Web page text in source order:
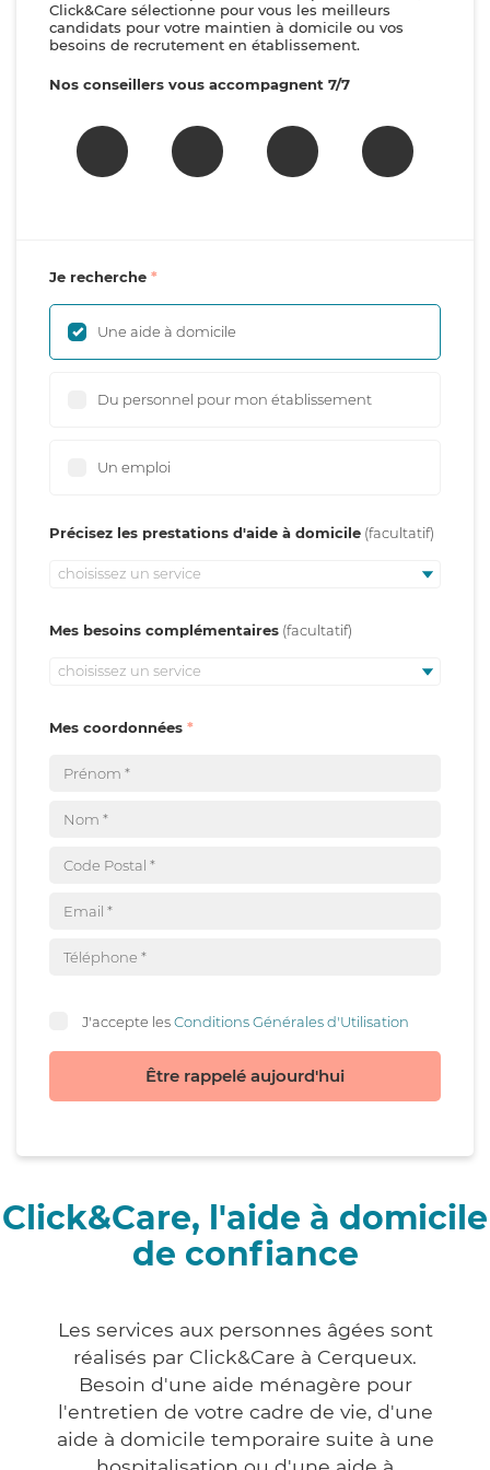
Click&Care sélectionne pour vous les meilleurs
candidats pour votre maintien à domicile ou vos
besoins de recrutement en établissement.
Nos conseillers vous accompagnent 7/7
Je recherche
Une aide à domicile
Du personnel pour mon établissement
Un emploi
Précisez les prestations d'aide à domicile
choisissez un service
Mes besoins complémentaires
choisissez un service
Mes coordonnées
J'accepte lesConditions Générales d'Utilisation
Être rappelé aujourd'hui
Click&Care, l'aide à domicile
de confiance
Les services aux personnes âgées sont
réalisés par Click&Care à Cerqueux.
Besoin d'une aide ménagère pour
l'entretien de votre cadre de vie, d'une
aide à domicile temporaire suite à une